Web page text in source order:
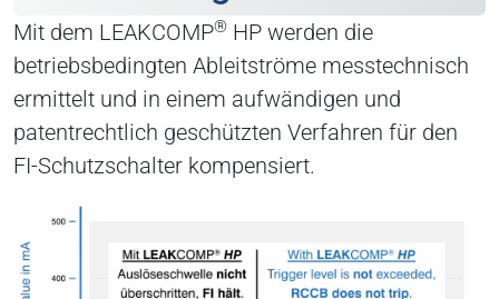
Mit dem LEAKCOMP® HP werden die
betriebsbedingten Ableitströme messtechnisch
ermittelt und in einem aufwändigen und
patentrechtlich geschützten Verfahren für den
FI-Schutzschalter kompensiert.